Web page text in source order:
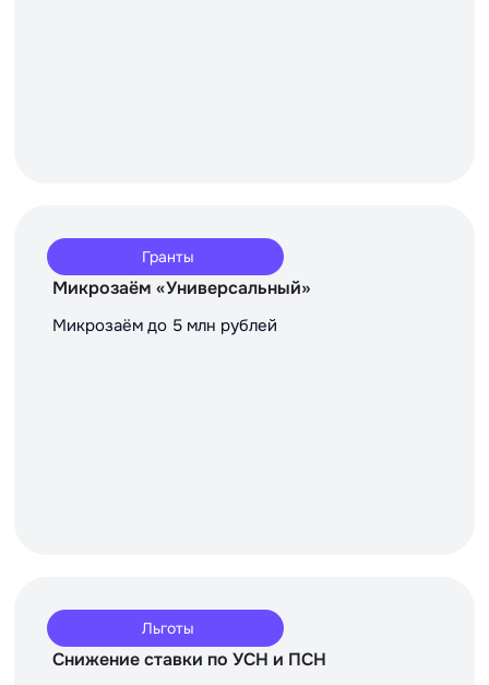
Гранты
Микрозаём «Универсальный»
Микрозаём до 5 млн рублей
Льготы
Снижение ставки по УСН и ПСН